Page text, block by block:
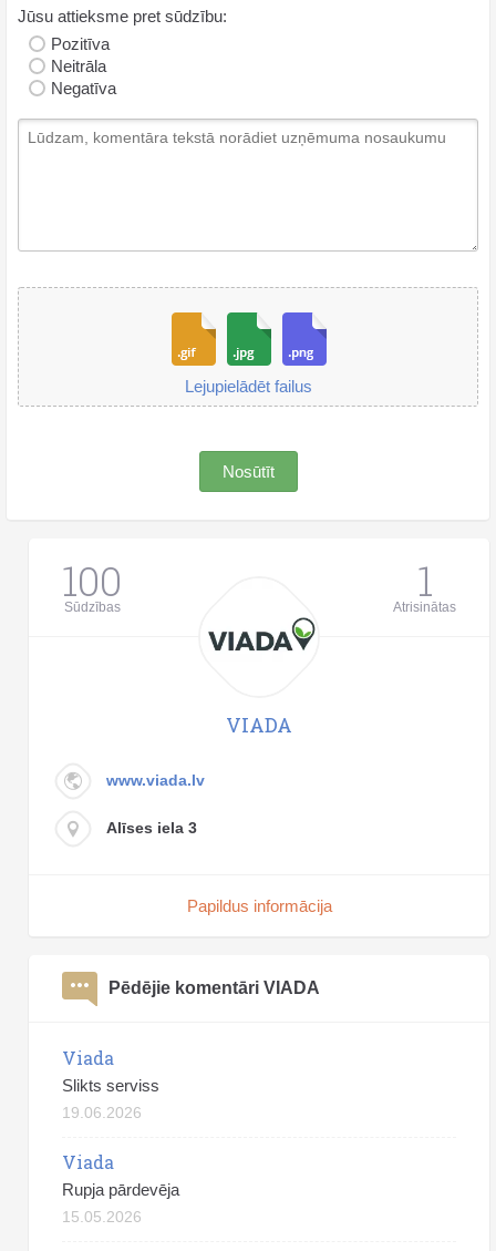
Jūsu attieksme pret sūdzību:
Pozitīva
Neitrāla
Negatīva
Lejupielādēt failus
Nosūtīt
100
Sūdzības 1
Atrisinātas
VIADA
www.viada.lv
Alīses iela 3
Papildus informācija
Pēdējie komentāri VIADA
Viada
Slikts serviss
19.06.2026
Viada
Rupja pārdevēja
15.05.2026